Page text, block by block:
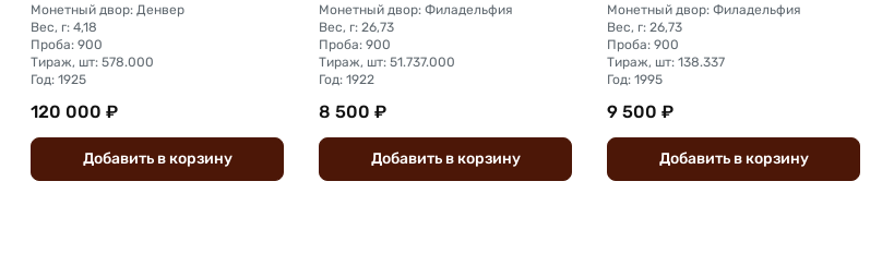
Монетный двор: Денвер
Вес, г: 4,18
Проба: 900
Тираж, шт: 578.000
Год: 1925
120 000 ₽
Добавить вкорзину
Монетный двор: Филадельфия
Вес, г: 26,73
Проба: 900
Тираж, шт: 51.737.000
Год: 1922
8 500 ₽
Добавить вкорзину
Монетный двор: Филадельфия
Вес, г: 26,73
Проба: 900
Тираж, шт: 138.337
Год: 1995
9 500 ₽
Добавить вкорзину